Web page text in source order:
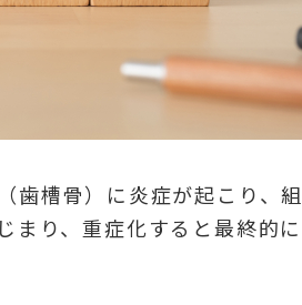
歯槽骨）に炎症が起こり、
まり、重症化すると最終的